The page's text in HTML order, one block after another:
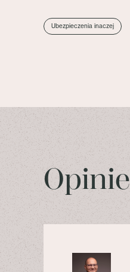
Ubezpieczenia inaczej
Opinie